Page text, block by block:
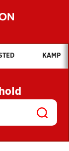
du søge efter?
NYHEDER
OG
KAMP